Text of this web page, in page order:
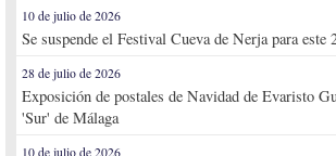
10 de julio de 2026
Se suspende el Festival Cueva de Nerja para este
28 de julio de 2026
Exposición de postales de Navidad de Evaristo
'Sur' de Málaga
10 de julio de 2026